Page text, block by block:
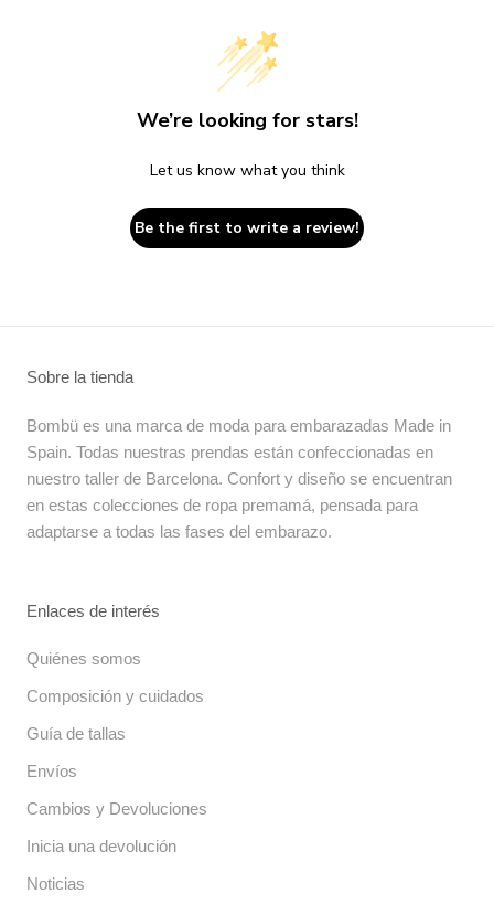
We’re looking for stars!
Let us know what you think
Be the first to write a review!
Sobre la tienda
Bombü es una marca de moda para embarazadas Made in
Spain. Todas nuestras prendas están confeccionadas en
nuestro taller de Barcelona. Confort y diseño se encuentran
en estas colecciones de ropa premamá, pensada para
adaptarse a todas las fases del embarazo.
Enlaces de interés
Quiénes somos
Composición y cuidados
Guía de tallas
Envíos
Cambios y Devoluciones
Inicia una devolución
Noticias